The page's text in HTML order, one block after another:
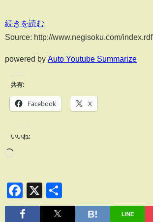
続きを読む
Source: http://www.negisoku.com/index.rdf
powered by Auto Youtube Summarize
共有:
Facebook X
いいね:
Facebook
X
有
LINE